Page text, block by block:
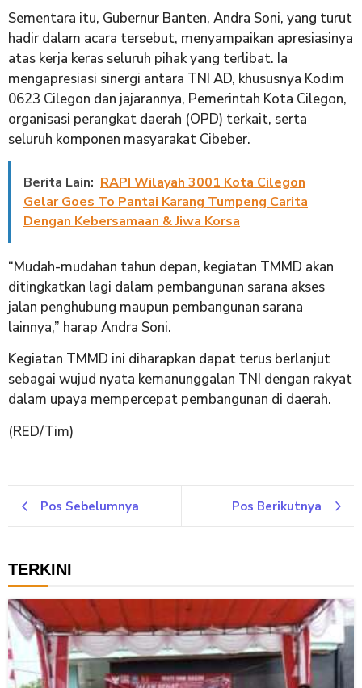
​Sementara itu, Gubernur Banten, Andra Soni, yang turut
hadir dalam acara tersebut, menyampaikan apresiasinya
atas kerja keras seluruh pihak yang terlibat. Ia
mengapresiasi sinergi antara TNI AD, khususnya Kodim
0623 Cilegon dan jajarannya, Pemerintah Kota Cilegon,
organisasi perangkat daerah (OPD) terkait, serta
seluruh komponen masyarakat Cibeber.
Berita Lain: RAPI Wilayah 3001 Kota Cilegon
Gelar Goes To Pantai Karang Tumpeng Carita
Dengan Kebersamaan & Jiwa Korsa
​“Mudah-mudahan tahun depan, kegiatan TMMD akan
ditingkatkan lagi dalam pembangunan sarana akses
jalan penghubung maupun pembangunan sarana
lainnya,” harap Andra Soni.
​Kegiatan TMMD ini diharapkan dapat terus berlanjut
sebagai wujud nyata kemanunggalan TNI dengan rakyat
dalam upaya mempercepat pembangunan di daerah.
(RED/Tim)
Pos Sebelumnya Pos Berikutnya
TERKINI